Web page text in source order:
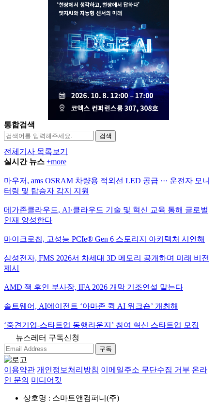
통합검색
검색
전체기사 목록보기
실시간 뉴스 +more
마우저, ams OSRAM 차량용 적외선 LED 공급 ··· 운전자 모니
터링 및 탑승자 감지 지원
메가존클라우드, AI·클라우드 기술 및 혁신 교육 통해 글로벌
인재 양성한다
마이크로칩, 고성능 PCIe® Gen 6 스토리지 아키텍처 시연해
삼성전자, FMS 2026서 차세대 3D 메모리 공개하며 미래 비전
제시
AMD 잭 후인 부사장, IFA 2026 개막 기조연설 맡는다
솔트웨어, AI에이전트 ‘아마존 퀵 AI 워크숍’ 개최해
‘중견기업-스타트업 동행라운지’ 참여 혁신 스타트업 모집
뉴스레터 구독신청
구독
이용약관 개인정보처리방침 이메일주소 무단수집 거부 온라
인 문의 미디어킷
상호명 : 스마트앤컴퍼니(주)